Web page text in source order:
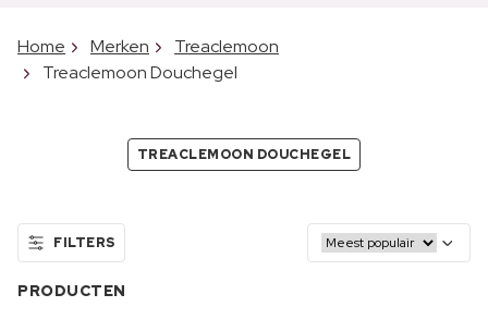
Home Merken
Treaclemoon
Treaclemoon Douchegel
TREACLEMOON DOUCHEGEL
FILTERS
PRODUCTEN